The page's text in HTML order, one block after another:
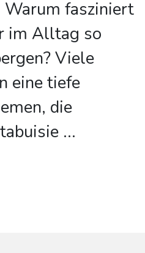
fasziniert
im Alltag so
Viele
eine tiefe
die
...